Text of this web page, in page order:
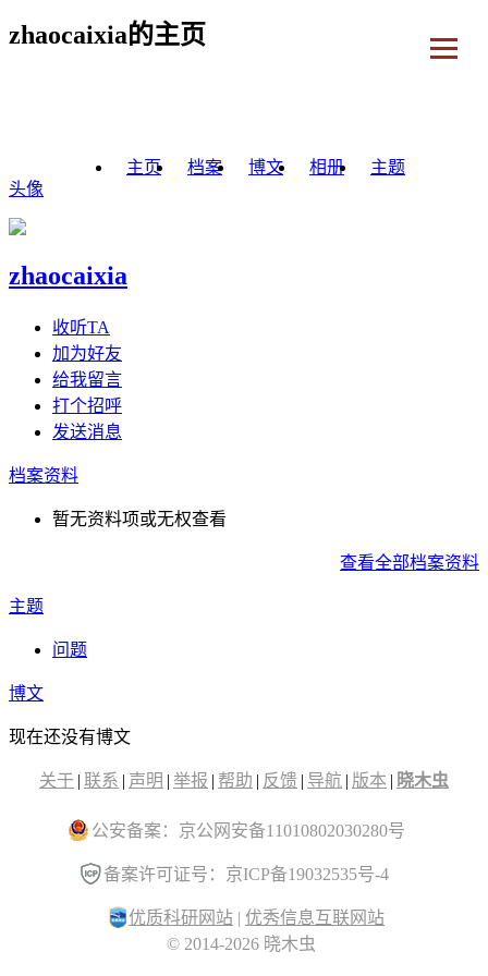
zhaocaixia的主页
主页 档案 博文 相册
主题
头像
zhaocaixia
收听TA
加为好友
给我留言
打个招呼
发送消息
档案资料
暂无资料项或无权查看
查看全部档案资料
主题
问题
博文
现在还没有博文
关于 | 联系 | 声明 | 举报 | 帮助 | 反馈 | 导航 | 版本 | 晓木虫
公安备案：京公网安备11010802030280号
备案许可证号：京ICP备19032535号-4
优质科研网站 | 优秀信息互联网站
© 2014-2026 晓木虫